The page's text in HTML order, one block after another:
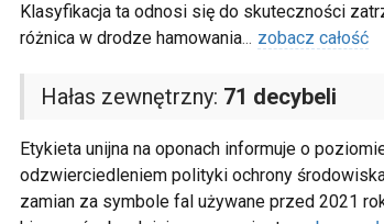
Klasyfikacja ta odnosi się do skuteczności
różnica w drodze hamowania... zobacz całość
Hałas zewnętrzny: 71 decybeli
Etykieta unijna na oponach informuje o
odzwierciedleniem polityki ochrony
zamian za symbole fal używane przed 2021